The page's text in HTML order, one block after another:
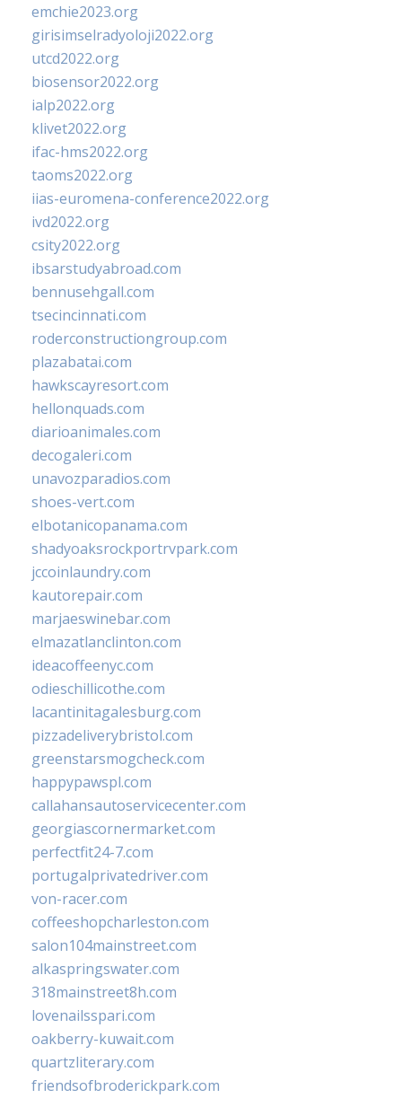
emchie2023.org
girisimselradyoloji2022.org
utcd2022.org
biosensor2022.org
ialp2022.org
klivet2022.org
ifac-hms2022.org
taoms2022.org
iias-euromena-conference2022.org
ivd2022.org
csity2022.org
ibsarstudyabroad.com
bennusehgall.com
tsecincinnati.com
roderconstructiongroup.com
plazabatai.com
hawkscayresort.com
hellonquads.com
diarioanimales.com
decogaleri.com
unavozparadios.com
shoes-vert.com
elbotanicopanama.com
shadyoaksrockportrvpark.com
jccoinlaundry.com
kautorepair.com
marjaeswinebar.com
elmazatlanclinton.com
ideacoffeenyc.com
odieschillicothe.com
lacantinitagalesburg.com
pizzadeliverybristol.com
greenstarsmogcheck.com
happypawspl.com
callahansautoservicecenter.com
georgiascornermarket.com
perfectfit24-7.com
portugalprivatedriver.com
von-racer.com
coffeeshopcharleston.com
salon104mainstreet.com
alkaspringswater.com
318mainstreet8h.com
lovenailsspari.com
oakberry-kuwait.com
quartzliterary.com
friendsofbroderickpark.com